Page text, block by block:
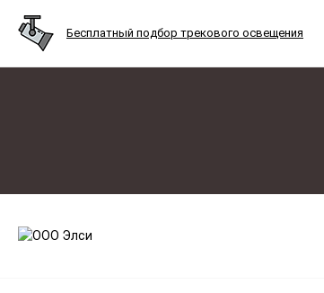
Бесплатный подбор трекового освещения